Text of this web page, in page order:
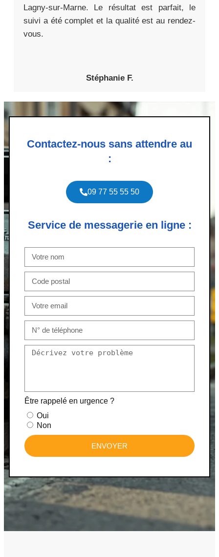
Lagny-sur-Marne. Le résultat est parfait, le
suivi a été complet et la qualité est au rendez-
vous.
Stéphanie F.
Contactez-nous sans attendre au
:
09 77 55 55 50
Service de messagerie en ligne :
Être rappelé en urgence ?
Oui
Non
ENVOYER